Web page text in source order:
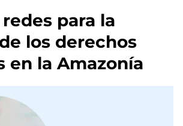
para la
los derechos
en la Amazonía